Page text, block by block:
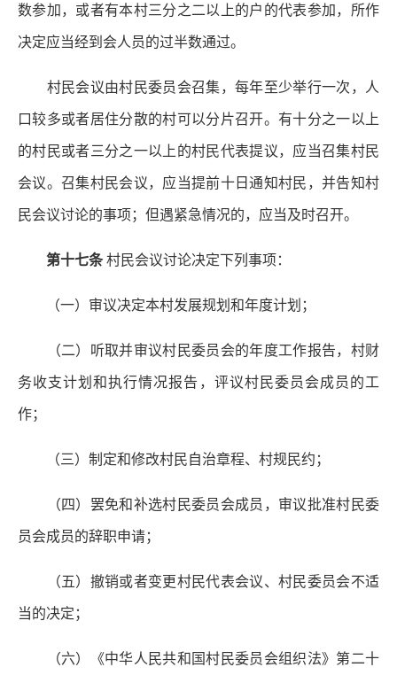
数参加，或者有本村三分之二以上的户的代表参加，所作
决定应当经到会人员的过半数通过。
村民会议由村民委员会召集，每年至少举行一次，人
口较多或者居住分散的村可以分片召开。有十分之一以上
的村民或者三分之一以上的村民代表提议，应当召集村民
会议。召集村民会议，应当提前十日通知村民，并告知村
民会议讨论的事项；但遇紧急情况的，应当及时召开。
第十七条村民会议讨论决定下列事项：
（一）审议决定本村发展规划和年度计划；
（二）听取并审议村民委员会的年度工作报告，村财
务收支计划和执行情况报告，评议村民委员会成员的工
作；
（三）制定和修改村民自治章程、村规民约；
（四）罢免和补选村民委员会成员，审议批准村民委
员会成员的辞职申请；
（五）撤销或者变更村民代表会议、村民委员会不适
当的决定；
（六）《中华人民共和国村民委员会组织法》第二十